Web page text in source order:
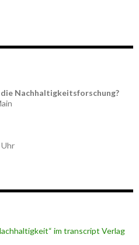
Nachhaltigkeitsforschung?
im transcript Verlag